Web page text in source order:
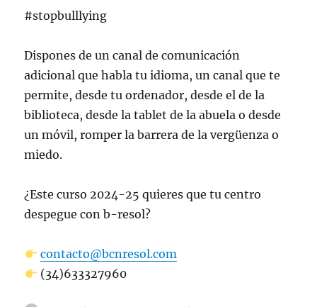
#stopbulllying
Dispones de un canal de comunicación
adicional que habla tu idioma, un canal que te
permite, desde tu ordenador, desde el de la
biblioteca, desde la tablet de la abuela o desde
un móvil, romper la barrera de la vergüenza o
miedo.
¿Este curso 2024-25 quieres que tu centro
despegue con b-resol?
contacto@bcnresol.com
(34)633327960